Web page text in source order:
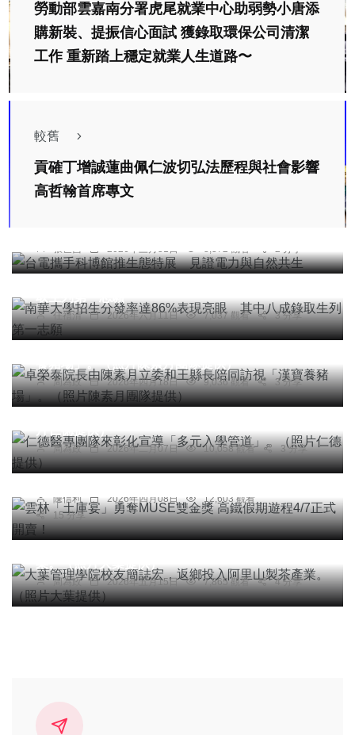
勞動部雲嘉南分署虎尾就業中心助弱勢小唐添
購新裝、提振信心面試 獲錄取環保公司清潔
工作 重新踏上穩定就業人生道路〜
較舊
貢確丁增誠蓮曲佩仁波切弘法歷程與社會影響
高哲翰首席專文
張世昌 2026年三月31日 8,372 觀看 2 分享
綜合新聞 文教
南華大學招生分發率達86%表現亮眼 其中八成錄
任禮清 2026年六月11日 7,037 觀看 3 分享
社會 農業 綜合新聞 健康 文教
卓榮泰院長由陳素月立委和王縣長陪同訪視「漢寶
周為政 2026年四月18日 9,036 觀看 3 分享
社會 綜合新聞 健康 文教
仁德醫專團隊來彰化宣導「多元入學管道」。（照
周為政 2026年二月07日 10,058 觀看 3 分享
綜合新聞 旅遊
雲林「土庫宴」勇奪MUSE雙金獎 高鐵假期遊程
陳信利 2026年四月08日
12,603 觀看
15 分享
社會 農業 綜合新聞 健康 文教
大葉管理學院校友簡誌宏，返鄉投入阿里山製茶產
周為政 2026年五月15日 7,865 觀看 4 分享